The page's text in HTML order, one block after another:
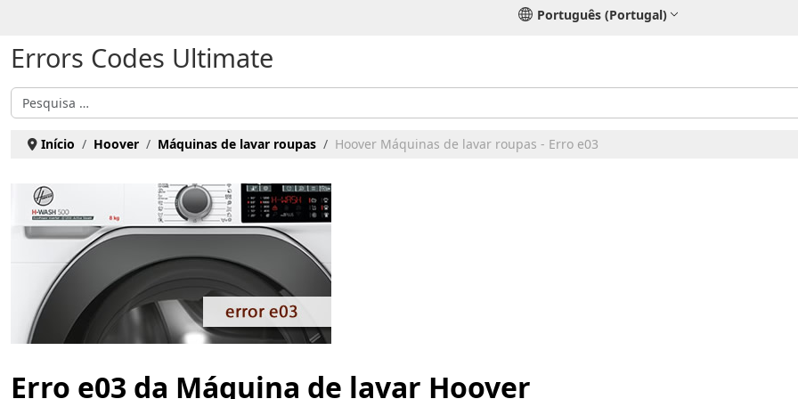
Português (Portugal)
Errors Codes Ultimate
Pesquisar
Início Hoover Máquinas de lavar roupas Hoover Máquinas de lavar roupas - Erro e03
Erro e03 da Máquina de lavar Hoover